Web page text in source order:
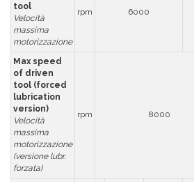
tool
Velocità
massima
motorizzazione
rpm 6000
Max speed
of driven
tool (forced
lubrication
version)
Velocità
massima
motorizzazione
(versione lubr.
forzata)
rpm 8000